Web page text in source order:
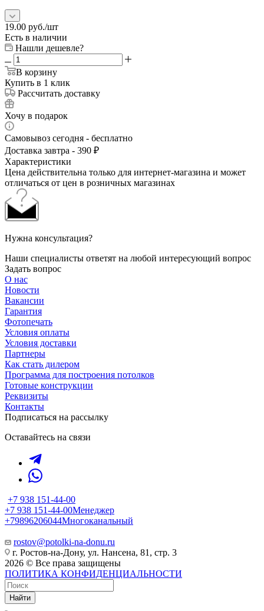
19.00 руб./шт
Есть в наличии
Нашли дешевле?
В корзину
Купить в 1 клик
Рассчитать доставку
Хочу в подарок
Самовывоз сегодня - бесплатно
Доставка завтра - 390 ₽
Характеристики
Цена действительна только для интернет-магазина и может
отличаться от цен в розничных магазинах
Нужна консультация?
Наши специалисты ответят на любой интересующий вопрос
Задать вопрос
О нас
Новости
Вакансии
Гарантия
Фотопечать
Условия оплаты
Условия доставки
Партнеры
Как стать дилером
Программа для построения потолков
Готовые конструкции
Реквизиты
Контакты
Подписаться на рассылку
Оставайтесь на связи
+7 938 151-44-00
+7 938 151-44-00Менеджер
+79896206044Многоканальный
rostov@potolki-na-donu.ru
г. Ростов-на-Дону, ул. Нансена, 81, стр. 3
2026 © Все права защищены
ПОЛИТИКА КОНФИДЕНЦИАЛЬНОСТИ
Найти